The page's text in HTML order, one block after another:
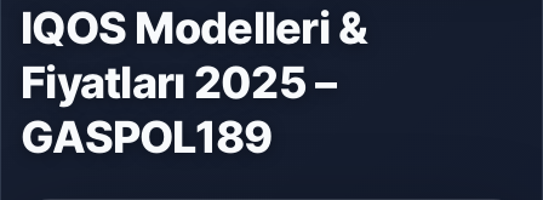
IQOS Modelleri &
Fiyatları 2025 –
GASPOL189